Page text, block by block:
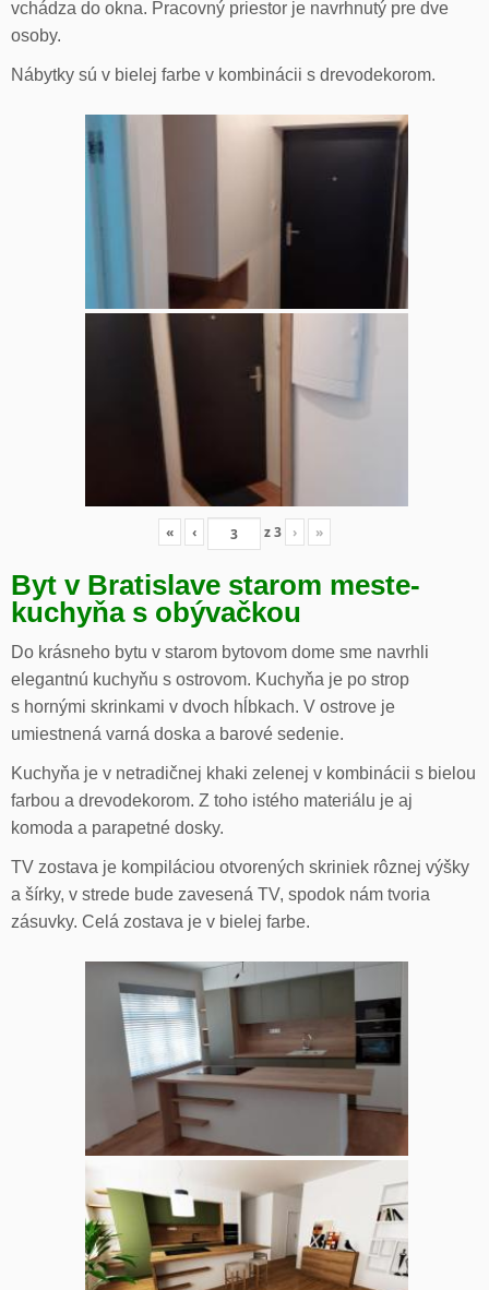
vchádza do okna. Pracovný priestor je navrhnutý pre dve
osoby.
Nábytky sú v bielej farbe v kombinácii s drevodekorom.
« ‹ z3 › »
Byt v Bratislave starom meste-
kuchyňa s obývačkou
Do krásneho bytu v starom bytovom dome sme navrhli
elegantnú kuchyňu s ostrovom. Kuchyňa je po strop
s hornými skrinkami v dvoch hĺbkach. V ostrove je
umiestnená varná doska a barové sedenie.
Kuchyňa je v netradičnej khaki zelenej v kombinácii s bielou
farbou a drevodekorom. Z toho istého materiálu je aj
komoda a parapetné dosky.
TV zostava je kompiláciou otvorených skriniek rôznej výšky
a šírky, v strede bude zavesená TV, spodok nám tvoria
zásuvky. Celá zostava je v bielej farbe.